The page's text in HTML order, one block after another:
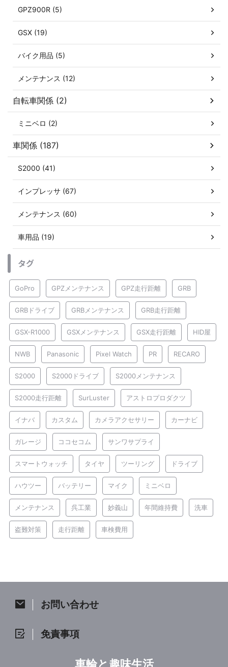
GPZ900R (5)
GSX (19)
バイク用品 (5)
メンテナンス (12)
自転車関係 (2)
ミニベロ (2)
車関係 (187)
S2000 (41)
インプレッサ (67)
メンテナンス (60)
車用品 (19)
タグ
GoPro GPZメンテナンス GPZ走行距離 GRB
GRBドライブ GRBメンテナンス GRB走行距離
GSX-R1000 GSXメンテナンス GSX走行距離 HID屋
NWB Panasonic Pixel Watch PR RECARO
S2000 S2000ドライブ S2000メンテナンス
S2000走行距離 SurLuster アストロプロダクツ
イナバ カスタム カメラアクセサリー カーナビ
ガレージ ココセコム サンワサプライ
スマートウォッチ タイヤ ツーリング ドライブ
ハウツー バッテリー マイク ミニベロ
メンテナンス 呉工業 妙義山 年間維持費 洗車
盗難対策 走行距離 車検費用
お問い合わせ
免責事項
車輪と趣味生活